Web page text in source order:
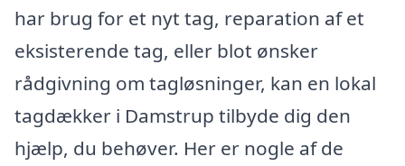
har brug for et nyt tag, reparation af et
eksisterende tag, eller blot ønsker
rådgivning om tagløsninger, kan en lokal
tagdækker i Damstrup tilbyde dig den
hjælp, du behøver. Her er nogle af de